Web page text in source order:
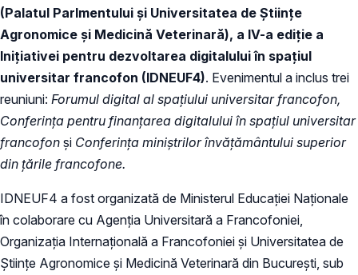
(Palatul Parlmentului și Universitatea de Științe
Agronomice și Medicină Veterinară), a IV-a ediție a
Inițiativei pentru dezvoltarea digitalului în spațiul
universitar francofon (IDNEUF4). Evenimentul a inclus trei
reuniuni: Forumul digital al spațiului universitar francofon,
Conferința pentru finanțarea digitalului în spațiul universitar
francofon și Conferința miniștrilor învățământului superior
din țările francofone.
IDNEUF4 a fost organizată de Ministerul Educației Naționale
în colaborare cu Agenția Universitară a Francofoniei,
Organizația Internațională a Francofoniei și Universitatea de
Științe Agronomice și Medicină Veterinară din București, sub